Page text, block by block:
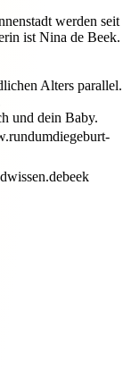
werden seit
ist Nina de Beek.
Alters parallel.
und dein Baby.